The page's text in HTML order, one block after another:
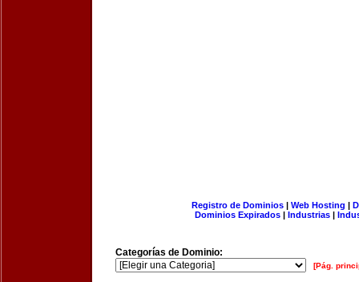
Registro de Dominios| Web Hosting |
Dominios Expirados | Industrias |
Categorías de Dominio:
[Pág.